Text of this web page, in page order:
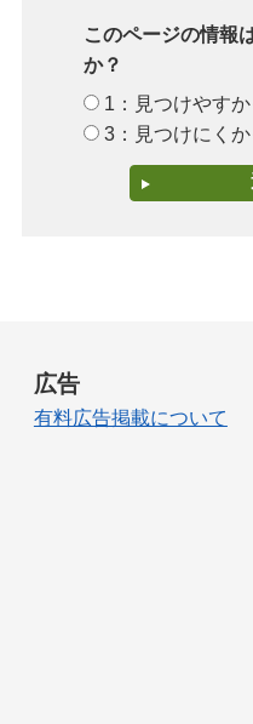
このページの情報
か？
1：見つけやすか
3：見つけにくか
広告
有料広告掲載について